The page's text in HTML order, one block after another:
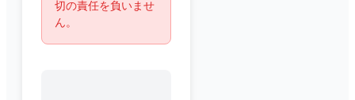
切の責任を負いませ
ん。